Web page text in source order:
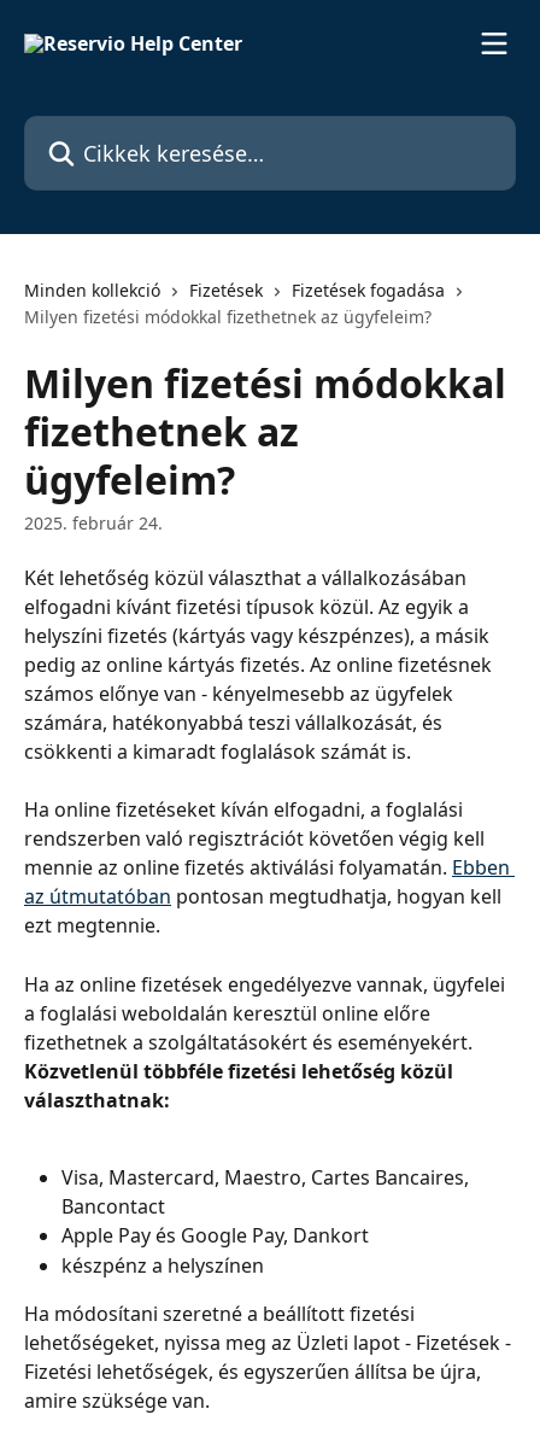
Cikkek keresése…
Minden kollekció Fizetések
Fizetések fogadása
Milyen fizetési módokkal fizethetnek az ügyfeleim?
Milyen fizetési módokkal
fizethetnek az
ügyfeleim?
2025. február 24.
Két lehetőség közül választhat a vállalkozásában
elfogadni kívánt fizetési típusok közül. Az egyik a
helyszíni fizetés (kártyás vagy készpénzes), a másik
pedig az online kártyás fizetés. Az online fizetésnek
számos előnye van - kényelmesebb az ügyfelek
számára, hatékonyabbá teszi vállalkozását, és
csökkenti a kimaradt foglalások számát is.
Ha online fizetéseket kíván elfogadni, a foglalási
rendszerben való regisztrációt követően végig kell
mennie az online fizetés aktiválási folyamatán. Ebben
az útmutatóban pontosan megtudhatja, hogyan kell
ezt megtennie.
Ha az online fizetések engedélyezve vannak, ügyfelei
a foglalási weboldalán keresztül online előre
fizethetnek a szolgáltatásokért és eseményekért.
Közvetlenül többféle fizetési lehetőség közül
választhatnak:
Visa, Mastercard, Maestro, Cartes Bancaires,
Bancontact
Apple Pay és Google Pay, Dankort
készpénz a helyszínen
Ha módosítani szeretné a beállított fizetési
lehetőségeket, nyissa meg az Üzleti lapot - Fizetések -
Fizetési lehetőségek, és egyszerűen állítsa be újra,
amire szüksége van.